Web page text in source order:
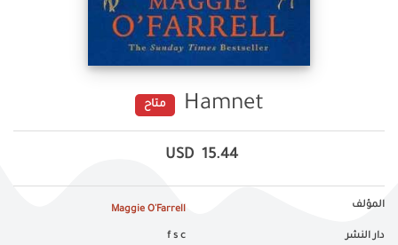
Hamnet متاح
15.44
USD
المؤلف Maggie O'Farrell
دار النشر f s c